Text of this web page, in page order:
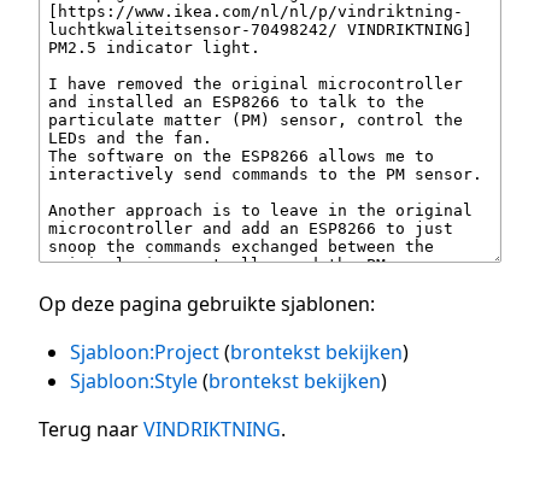
Op deze pagina gebruikte sjablonen:
Sjabloon:Project(brontekst bekijken)
Sjabloon:Style(brontekst bekijken)
Terug naarVINDRIKTNING.